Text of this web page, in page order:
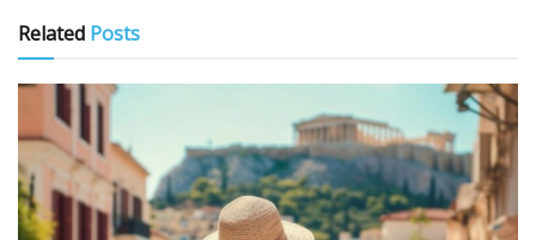
Related Posts